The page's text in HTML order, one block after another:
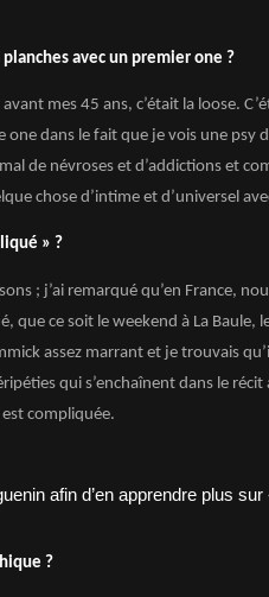
avec un premier one ?
mes 45 ans, c’était la loose.
one dans le fait que je vois une psy
de névroses et d’addictions et
chose d’intime et d’universel
» ?
; j’ai remarqué qu’en France,
que ce soit le weekend à La Baule,
assez marrant et je trouvais
qui s’enchaînent dans le récit
compliquée.
?